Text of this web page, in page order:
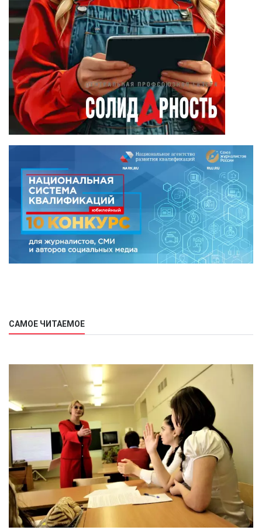
САМОЕ ЧИТАЕМОЕ